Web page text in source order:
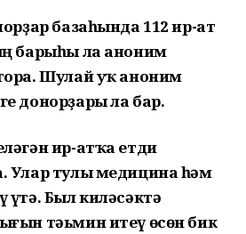
базаһында 112 ир-ат
барыһы ла аноним
Шулай уҡ аноним
донорҙары ла бар.
ир-атҡа етди
Улар тулы медицина һәм
үтә. Был киләсәктә
тәьмин итеү өсөн бик